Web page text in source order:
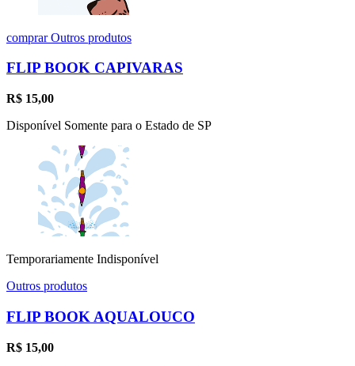
comprarOutros produtos
FLIP BOOK CAPIVARAS
R$ 15,00
Disponível Somente para o Estado de SP
Temporariamente Indisponível
Outros produtos
FLIP BOOK AQUALOUCO
R$ 15,00